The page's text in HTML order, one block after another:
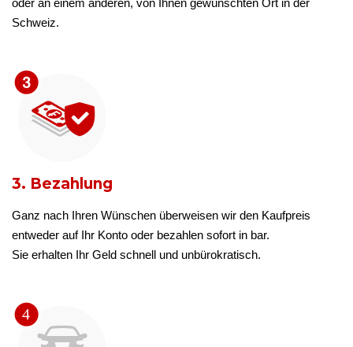
Schweiz.
3. Bezahlung
Ganz nach Ihren Wünschen überweisen wir den Kaufpreis
entweder auf Ihr Konto oder bezahlen sofort in bar.
Sie erhalten Ihr Geld schnell und unbürokratisch.